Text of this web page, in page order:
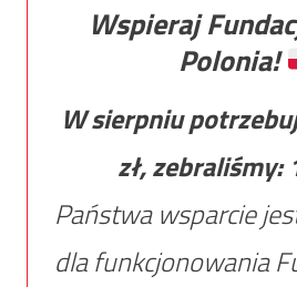
Wspieraj
Polonia!
W sierpniu
zł, zebraliśmy:
Państwa wsparcie
dla funkcjonowania